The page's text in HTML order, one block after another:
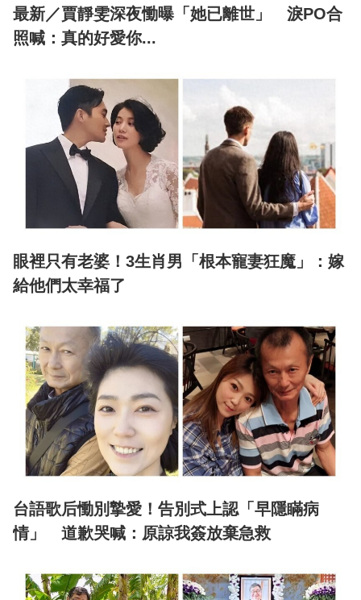
最新／賈靜雯深夜慟曝「她已離世」 淚PO合
照喊：真的好愛你...
眼裡只有老婆！3生肖男「根本寵妻狂魔」：嫁
給他們太幸福了
台語歌后慟別摯愛！告別式上認「早隱瞞病
情」 道歉哭喊：原諒我簽放棄急救